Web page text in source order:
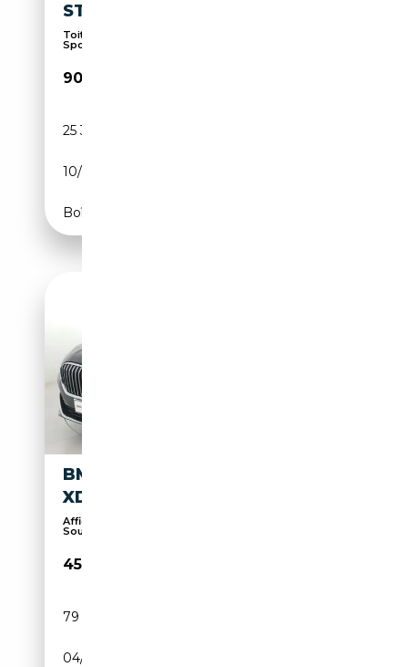
STANDHZG.
Toit panoramique, Suspension pneumatique, Pack
Spo...
90 940€
25 300 km
10/2025
Boîte automatique
BMW 740 D MHEV 48V
XDRIVE AUTO
Affichage tête haute, Sièges électriques,
Soundsys...
45 900€
79 538 km
04/2021